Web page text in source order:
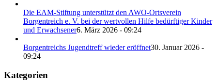
Die EAM-Stiftung unterstützt den AWO-Ortsverein
Borgentreich e. V. bei der wertvollen Hilfe bedürftiger Kinder
und Erwachsener6. März 2026 - 09:24
Borgentreichs Jugendtreff wieder eröffnet30. Januar 2026 -
09:24
Kategorien